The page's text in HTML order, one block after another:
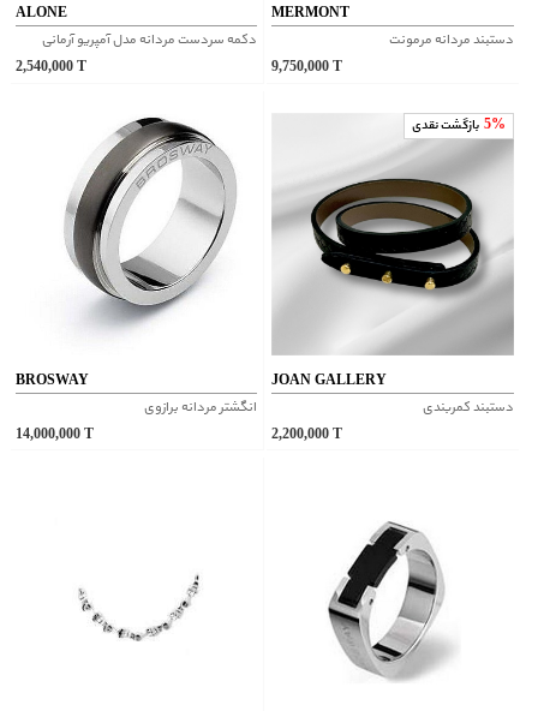
ALONE
دکمه سردست مردانه مدل آمپریو آرمانی
2,540,000
MERMONT
دستبند مردانه مرمونت
9,750,000
BROSWAY
انگشتر مردانه برازوی
14,000,000
5% بازگشت نقدی
JOAN GALLERY
دستبند کمربندی
2,200,000